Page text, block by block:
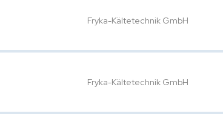
Fryka-Kältetechnik GmbH
Fryka-Kältetechnik GmbH